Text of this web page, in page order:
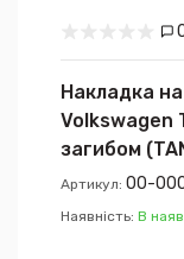
Накладка
Volkswagen
загибом
Артикул: 00-
Наявність: В